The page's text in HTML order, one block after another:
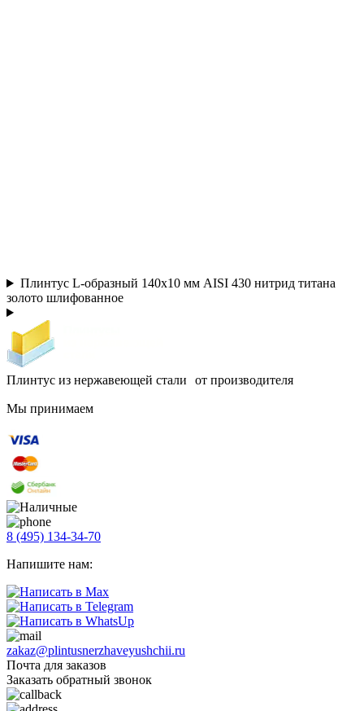
Плинтус L-образный 140х10 мм AISI 430 нитрид титана
золото шлифованное
Плинтус из нержавеющей стали от производителя
Мы принимаем
8 (495) 134-34-70
Напишите нам:
zakaz@plintusnerzhaveyushchii.ru
Почта для заказов
Заказать обратный звонок